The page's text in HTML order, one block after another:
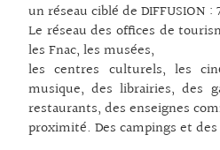
un réseau ciblé de DIFFUSION :
Le réseau des offices de
les Fnac, les musées,
les centres culturels, les
musique, des librairies, des
restaurants, des enseignes
proximité. Des campings et